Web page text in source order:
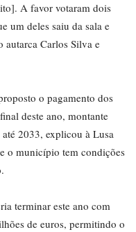
A favor votaram dois
um deles saiu da sala e
autarca Carlos Silva e
o pagamento dos
deste ano, montante
2033, explicou à Lusa
o município tem condições
terminar este ano com
de euros, permitindo o